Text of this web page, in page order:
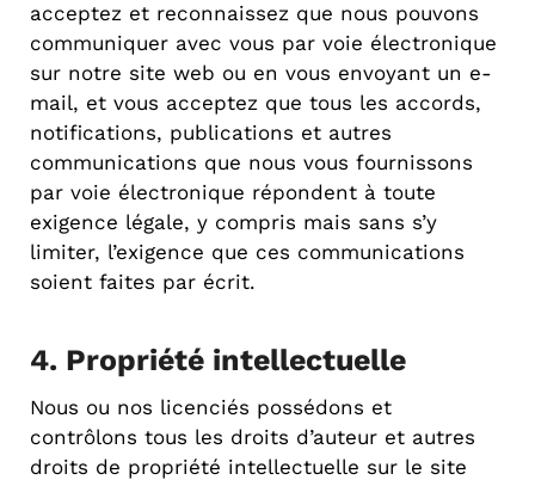
acceptez et reconnaissez que nous pouvons
communiquer avec vous par voie électronique
sur notre site web ou en vous envoyant un e-
mail, et vous acceptez que tous les accords,
notifications, publications et autres
communications que nous vous fournissons
par voie électronique répondent à toute
exigence légale, y compris mais sans s’y
limiter, l’exigence que ces communications
soient faites par écrit.
4. Propriété intellectuelle
Nous ou nos licenciés possédons et
contrôlons tous les droits d’auteur et autres
droits de propriété intellectuelle sur le site